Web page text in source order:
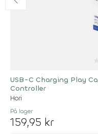
USB-C Charging Play
Controller
Hori
På lager
159,95 kr